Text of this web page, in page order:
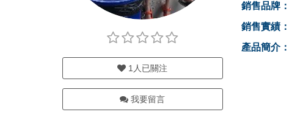
1 人已關注
我要留言
銷售品牌：
銷售實績：
產品簡介：